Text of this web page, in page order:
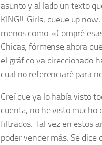
asunto y al lado un texto
KING!!. Girls, queue up
menos como: «Compré
Chicas, fórmense ahora
el gráfico va direccionado
cual no referenciaré para
Creí que ya lo había visto
cuenta, no he visto mucho
filtrados. Tal vez en estos
poder vender más. Se dice